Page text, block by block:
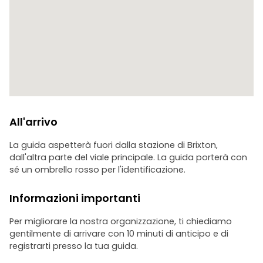
All'arrivo
La guida aspetterà fuori dalla stazione di Brixton,
dall'altra parte del viale principale. La guida porterà con
sé un ombrello rosso per l'identificazione.
Informazioni importanti
Per migliorare la nostra organizzazione, ti chiediamo
gentilmente di arrivare con 10 minuti di anticipo e di
registrarti presso la tua guida.